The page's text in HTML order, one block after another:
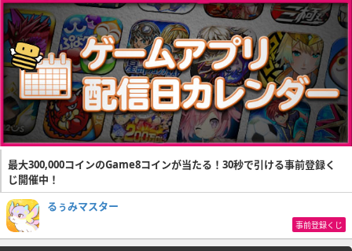
最大300,000コインのGame8コインが当たる！30秒で引ける事前登録く
じ開催中！
るぅみマスター
事前登録くじ